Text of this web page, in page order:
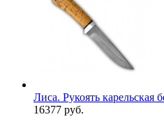
Лиса. Рукоять
16377 руб.